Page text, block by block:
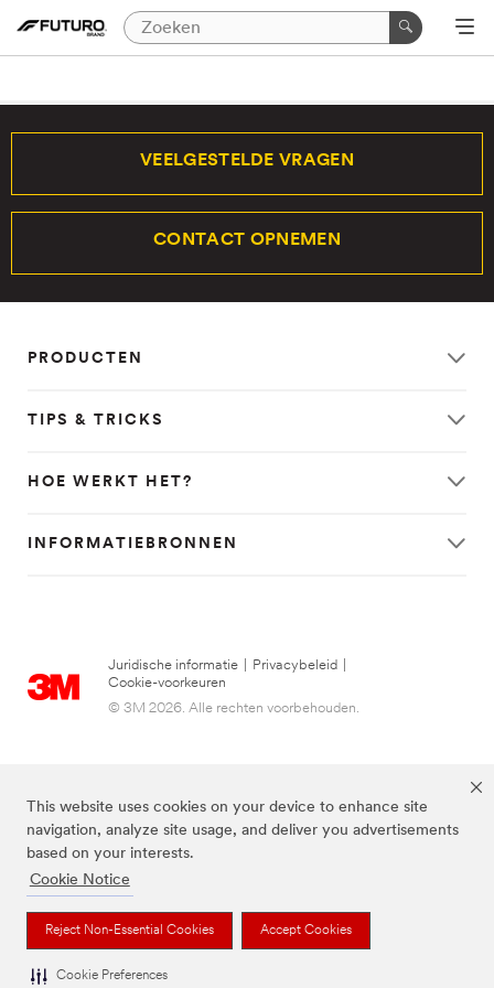
This website uses cookies on your device to enhance site
navigation, analyze site usage, and deliver you advertisements
based on your interests.
Cookie Notice
Reject Non-Essential Cookies Accept Cookies
Cookie Preferences
VEELGESTELDE VRAGEN
CONTACT OPNEMEN
PRODUCTEN
TIPS & TRICKS
HOE WERKT HET?
INFORMATIEBRONNEN
Juridische informatie Privacybeleid
Cookie-voorkeuren
© 3M 2026. Alle rechten voorbehouden.
FUTURO is een handelsmerk van 3M.